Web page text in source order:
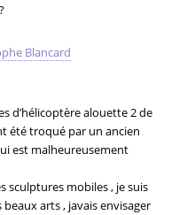
Blancard
d’hélicoptère alouette 2 de
été troqué par un ancien
est malheureusement
sculptures mobiles , je suis
beaux arts , javais envisager